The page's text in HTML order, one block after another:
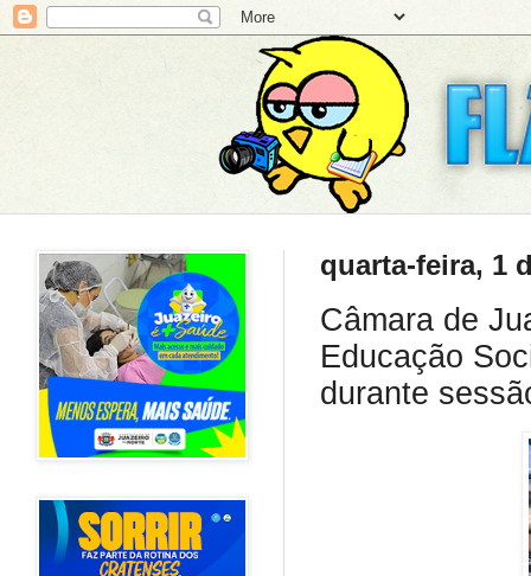
quarta-feira, 1
Câmara de
Educação
durante